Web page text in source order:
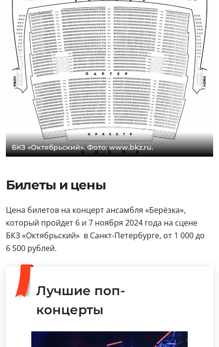
БКЗ «Октябрьский». Фото: www.bkz.ru.
Билеты и цены
Цена билетов на концерт ансамбля «Берёзка»,
который пройдет 6 и 7 ноября 2024 года на сцене
БКЗ «Октябрьский» в Санкт-Петербурге, от 1 000 до
6 500 рублей.
Лучшие поп-
концерты